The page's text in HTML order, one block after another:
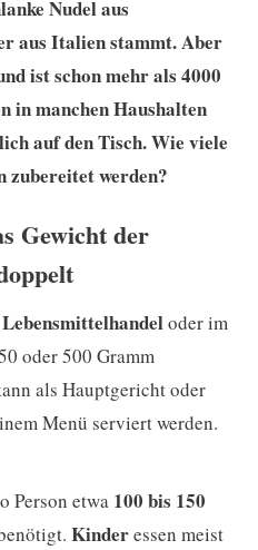
Nudel aus
aus Italien stammt. Aber
ist schon mehr als 4000
in manchen Haushalten
auf den Tisch. Wie viele
zubereitet werden?
Gewicht der
Lebensmittelhandeloder im
oder 500 Gramm
als Hauptgericht oder
Menü serviert werden.
Person etwa 100 bis 150
Kinderessen meist